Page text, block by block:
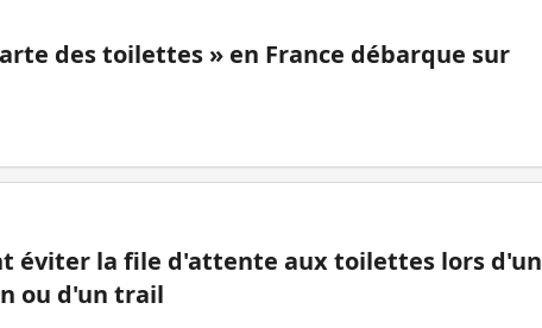
des toilettes » en France débarque sur
éviter la file d'attente aux toilettes lors d'un
ou d'un trail